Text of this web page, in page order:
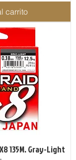
carrito
X8 135M. Gray-Light